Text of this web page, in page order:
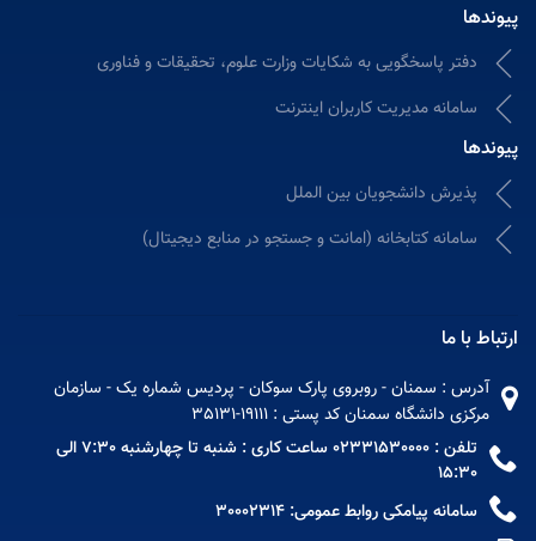
پیوندها
دفتر پاسخگویی به شکایات وزارت علوم، تحقیقات و فناوری
سامانه مدیریت کاربران اینترنت
پیوندها
پذیرش دانشجویان بین الملل
سامانه كتابخانه (امانت و جستجو در منابع دیجیتال)
ارتباط با ما
آدرس : سمنان - روبروی پارک سوکان - پردیس شماره یک - سازمان
مرکزی دانشگاه سمنان کد پستی : 19111-35131
تلفن : 02331530000 ساعت کاری : شنبه تا چهارشنبه 7:30 الی
15:30
سامانه پیامکی روابط عمومی: 30002314